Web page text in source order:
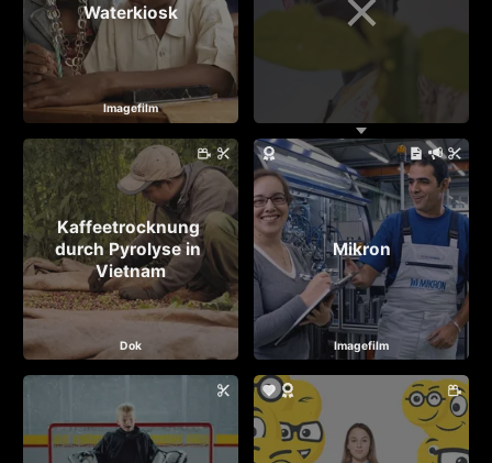
Waterkiosk
Imagefilm
Kaffeetrocknung
durch Pyrolyse in
Vietnam
Dok
Mikron
Imagefilm